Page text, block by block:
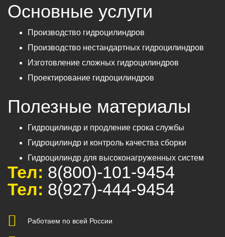
Основные услуги
Производство гидроцилиндров
Производство нестандартных гидроцилиндров
Изготовление сложных гидроцилиндров
Проектирование гидроцилиндров
Полезные материалы
Гидроцилиндр и продление срока службы
Гидроцилиндр и контроль качества сборки
Гидроцилиндр для высоконагруженных систем
Тел: 8(800)-101-9454
Тел: 8(927)-444-9454
Работаем по всей России